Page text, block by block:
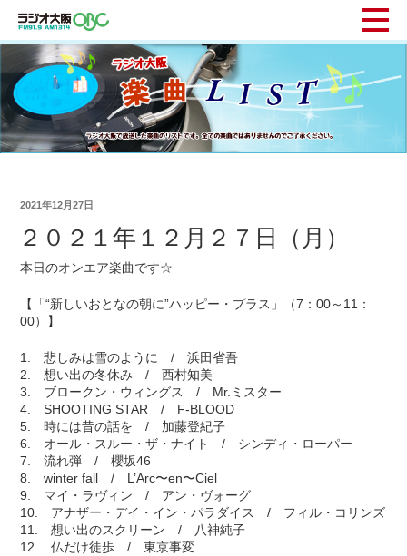
2021年12月27日
２０２１年１２月２７日（月）
本日のオンエア楽曲です☆
【「“新しいおとなの朝に”ハッピー・プラス」（7：00～11：
00）】
1. 悲しみは雪のように / 浜田省吾
2. 想い出の冬休み / 西村知美
3. ブロークン・ウィングス / Mr.ミスター
4. SHOOTING STAR / F-BLOOD
5. 時には昔の話を / 加藤登紀子
6. オール・スルー・ザ・ナイト / シンディ・ローパー
7. 流れ弾 / 櫻坂46
8. winter fall / L’Arc〜en〜Ciel
9. マイ・ラヴィン / アン・ヴォーグ
10. アナザー・デイ・イン・パラダイス / フィル・コリンズ
11. 想い出のスクリーン / 八神純子
12. 仏だけ徒歩 / 東京事変